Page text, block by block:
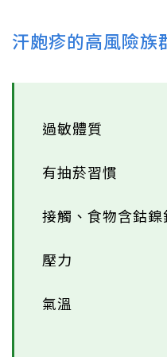
汗皰疹的高風險族
過敏體質
有抽菸習慣
接觸、食物含鈷
壓力
氣溫